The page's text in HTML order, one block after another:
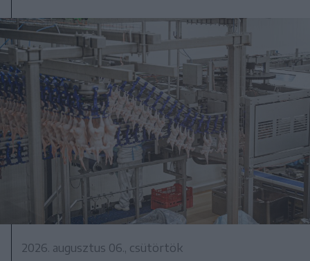
2026. augusztus 06., csütörtök